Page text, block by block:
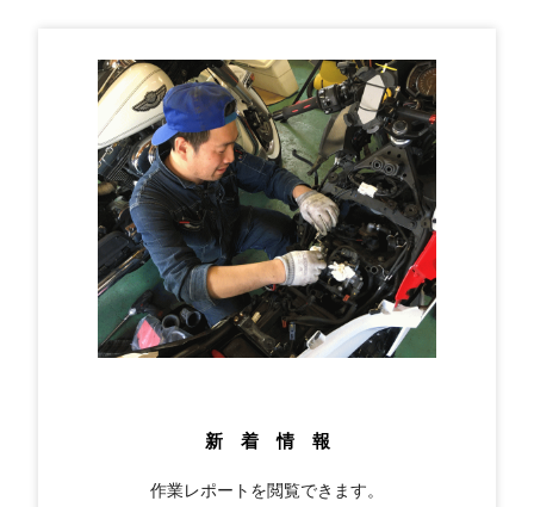
新 着 情 報
作業レポートを閲覧できます。